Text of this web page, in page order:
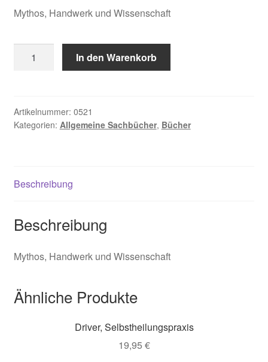
Mythos, Handwerk und Wissenschaft
Rosny
in
Afrika
In den Warenkorb
Artikelnummer: 0521
Kategorien: Allgemeine Sachbücher, Bücher
Beschreibung
Beschreibung
Mythos, Handwerk und Wissenschaft
Ähnliche Produkte
Driver, Selbstheilungspraxis
19,95 €